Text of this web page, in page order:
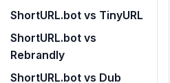
ShortURL.bot vs TinyURL
ShortURL.bot vs
Rebrandly
ShortURL.bot vs Dub